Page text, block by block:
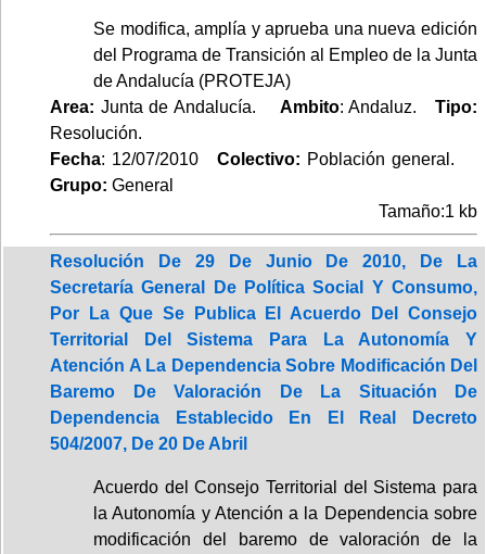
Se modifica, amplía y aprueba una nueva edición
del Programa de Transición al Empleo de la Junta
de Andalucía (PROTEJA)
Area: Junta de Andalucía. Ambito: Andaluz.Tipo:
Resolución.
Fecha: 12/07/2010Colectivo: Población general.
Grupo: General
Tamaño:1 kb
Resolución De 29 De Junio De 2010, De La
Secretaría General De Política Social Y Consumo,
Por La Que Se Publica El Acuerdo Del Consejo
Territorial Del Sistema Para La Autonomía Y
Atención A La Dependencia Sobre Modificación Del
Baremo De Valoración De La Situación De
Dependencia Establecido En El Real Decreto
504/2007, De 20 De Abril
Acuerdo del Consejo Territorial del Sistema para
la Autonomía y Atención a la Dependencia sobre
modificación del baremo de valoración de la